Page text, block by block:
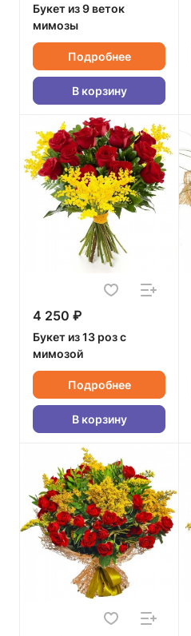
Букет из 9 веток
мимозы
Подробнее
В корзину
4 250 ₽
Букет из 13 роз с
мимозой
Подробнее
В корзину